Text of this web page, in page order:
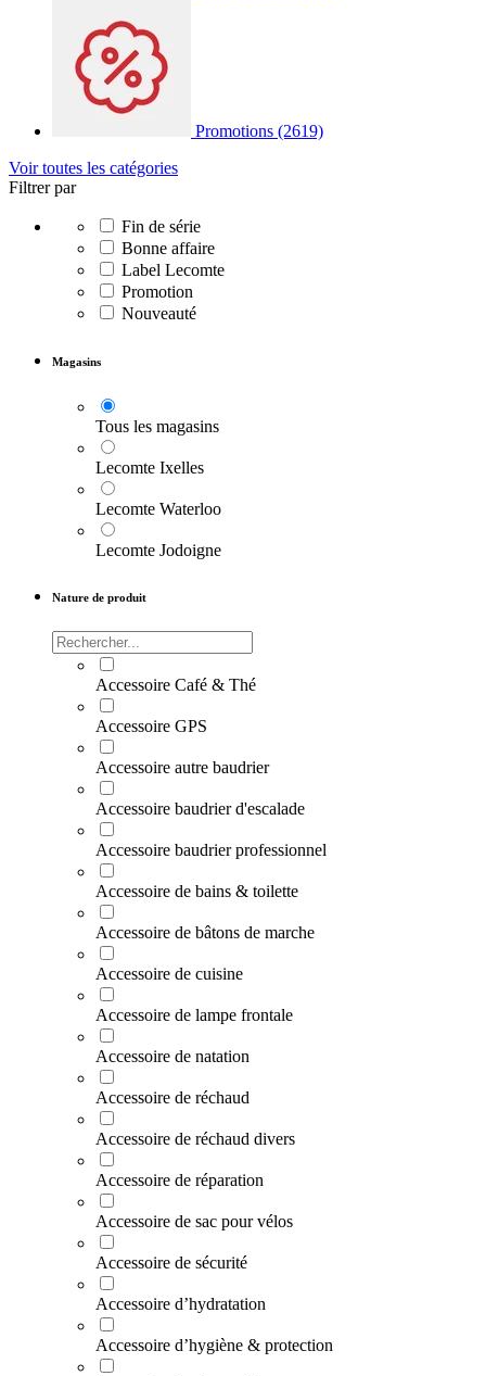
Promotions (2619)
Voir toutes les catégories
Filtrer par
Fin de série
Bonne affaire
Label Lecomte
Promotion
Nouveauté
Magasins
Tous les magasins
Lecomte Ixelles
Lecomte Waterloo
Lecomte Jodoigne
Nature de produit
Accessoire Café & Thé
Accessoire GPS
Accessoire autre baudrier
Accessoire baudrier d'escalade
Accessoire baudrier professionnel
Accessoire de bains & toilette
Accessoire de bâtons de marche
Accessoire de cuisine
Accessoire de lampe frontale
Accessoire de natation
Accessoire de réchaud
Accessoire de réchaud divers
Accessoire de réparation
Accessoire de sac pour vélos
Accessoire de sécurité
Accessoire d’hydratation
Accessoire d’hygiène & protection